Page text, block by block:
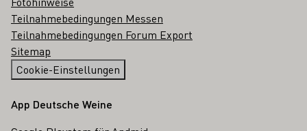
Teilnahmebedingungen Messen
Teilnahmebedingungen Forum Export
Sitemap
Cookie-Einstellungen
App Deutsche Weine